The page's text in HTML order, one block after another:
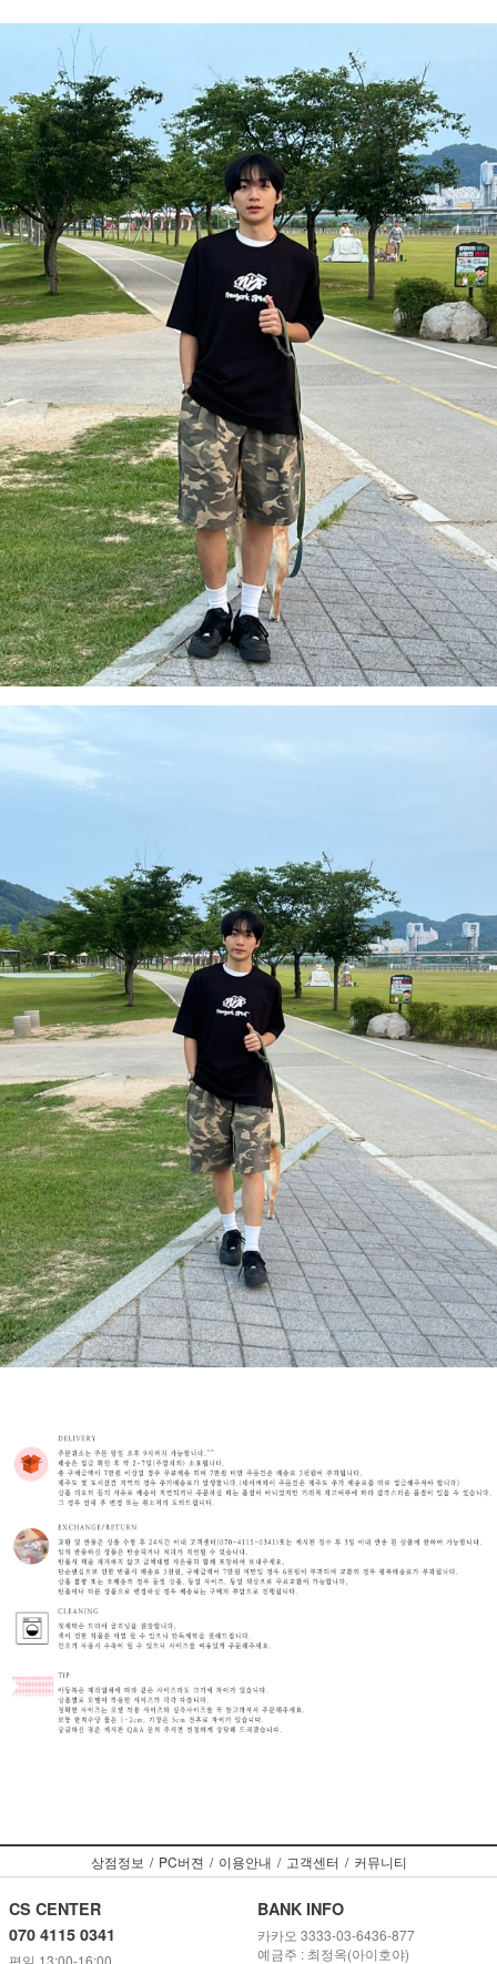
상점정보 / PC버젼 / 이용안내 / 고객센터 / 커뮤니티
CS CENTER
070 4115 0341
평일 13:00-16:00
BANK INFO
카카오 3333-03-6436-877
예금주 : 최정옥(아이호야)